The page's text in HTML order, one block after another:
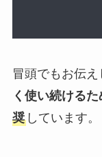
冒頭でもお伝
く使い続けるた
奨しています。